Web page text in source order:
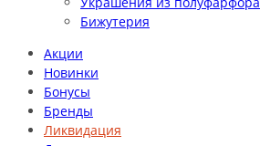
Бижутерия
Акции
Новинки
Бонусы
Бренды
Ликвидация